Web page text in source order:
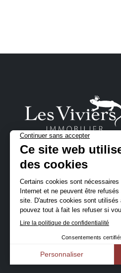
Un projet
en Belgique
Contactez-nous